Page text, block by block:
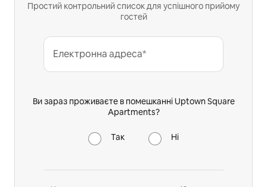
Простий контрольний список для успішного прийому
гостей
Електронна адреса*
Ви зараз проживаєте в помешканні Uptown Square
Apartments?
Так Ні